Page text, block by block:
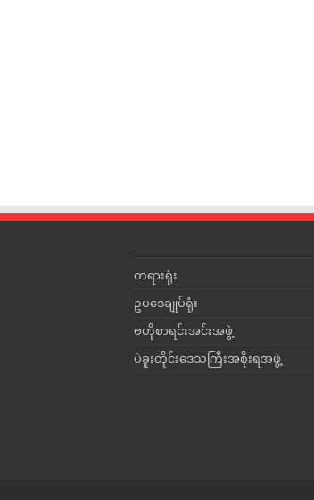
တရားရုံး
ဥပဒေချုပ်ရုံး
ဗဟိုစာရင်းအင်းအဖွဲ့
ပဲခူးတိုင်းဒေသကြီးအစိုးရအဖွဲ့